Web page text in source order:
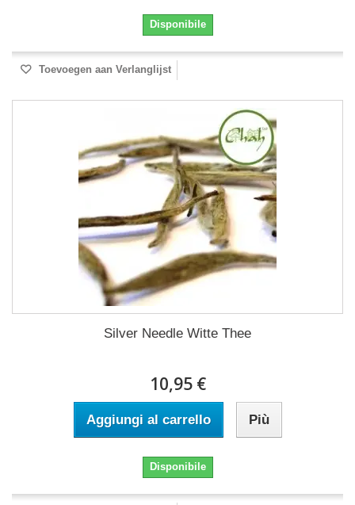
Disponibile
Toevoegen aan Verlanglijst
Silver Needle Witte Thee
10,95 €
Aggiungi al carrello Più
Disponibile